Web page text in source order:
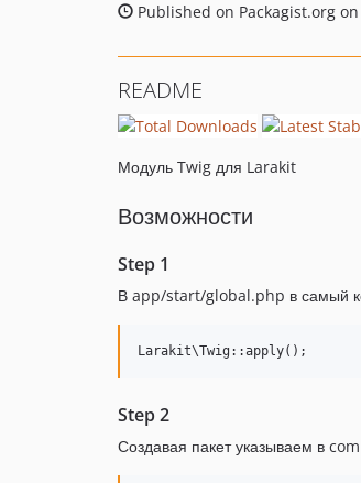
Published on Packagist.org
README
Модуль Twig для Larakit
Возможности
Step 1
В app/start/global.php в самый
Step 2
Создавая пакет указываем в